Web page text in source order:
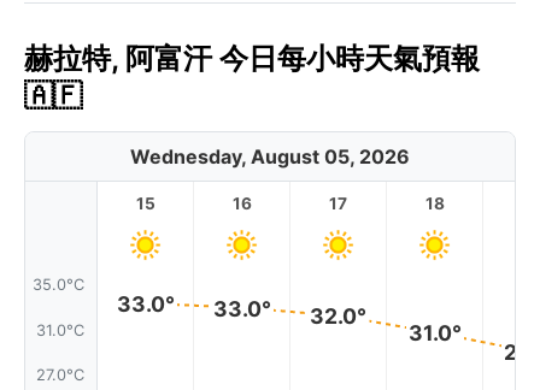
赫拉特, 阿富汗 今日每小時天氣預報
🇦🇫
Wednesday, August 05, 2026
35.0°C
31.0°C
27.0°C
15
33.0°
16
33.0°
17
32.0°
18
31.0°